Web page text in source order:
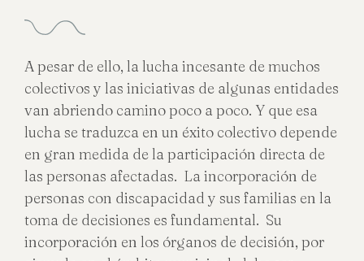
A pesar de ello, la lucha incesante de muchos
colectivos y las iniciativas de algunas entidades
van abriendo camino poco a poco. Y que esa
lucha se traduzca en un éxito colectivo depende
en gran medida de la participación directa de
las personas afectadas. La incorporación de
personas con discapacidad y sus familias en la
toma de decisiones es fundamental. Su
incorporación en los órganos de decisión, por